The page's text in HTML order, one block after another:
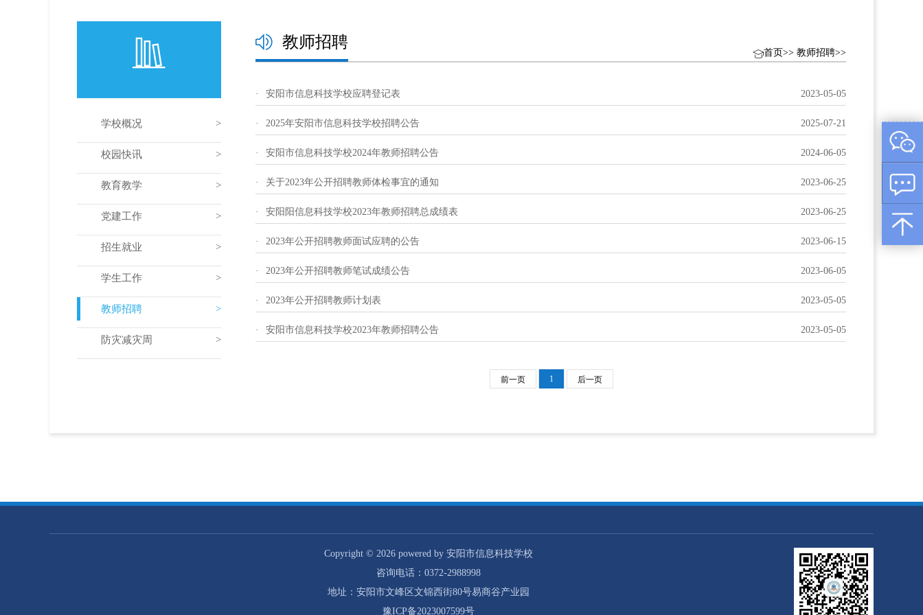
学校概况
校园快讯
教育教学
党建工作
招生就业
学生工作
教师招聘
防灾减灾周
教师招聘
首页>> 教师招聘>>
· 安阳市信息科技学校应聘登记表 2023-05-05
· 2025年安阳市信息科技学校招聘公告 2025-07-21
· 安阳市信息科技学校2024年教师招聘公告 2024-06-05
· 关于2023年公开招聘教师体检事宜的通知 2023-06-25
· 安阳阳信息科技学校2023年教师招聘总成绩表 2023-06-25
· 2023年公开招聘教师面试应聘的公告 2023-06-15
· 2023年公开招聘教师笔试成绩公告 2023-06-05
· 2023年公开招聘教师计划表 2023-05-05
· 安阳市信息科技学校2023年教师招聘公告 2023-05-05
前一页 1 后一页
Copyright © 2026 powered by 安阳市信息科技学校
咨询电话：0372-2988998
地址：安阳市文峰区文锦西街80号易商谷产业园
豫ICP备2023007599号